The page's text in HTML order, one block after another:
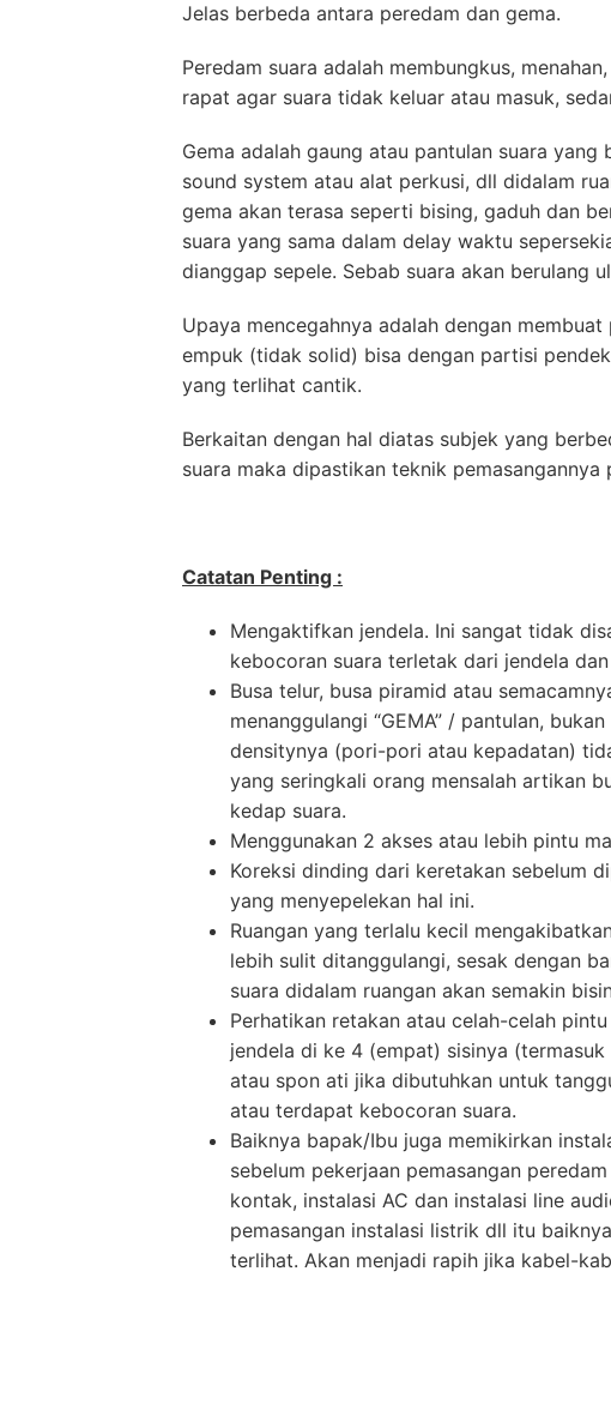
Jelas berbeda antara peredam dan gema.
Peredam suara adalah membungkus,
rapat agar suara tidak keluar atau masuk,
Gema adalah gaung atau pantulan suara
sound system atau alat perkusi, dll didalam
gema akan terasa seperti bising, gaduh dan
suara yang sama dalam delay waktu
dianggap sepele. Sebab suara akan berulang
Upaya mencegahnya adalah dengan
empuk (tidak solid) bisa dengan partisi
yang terlihat cantik.
Berkaitan dengan hal diatas subjek yang
suara maka dipastikan teknik pemasangannya
Catatan Penting :
Mengaktifkan jendela. Ini sangat tidak
kebocoran suara terletak dari jendela
Busa telur, busa piramid atau
menanggulangi “GEMA” / pantulan,
densitynya (pori-pori atau kepadatan)
yang seringkali orang mensalah artikan
kedap suara.
Menggunakan 2 akses atau lebih pintu
Koreksi dinding dari keretakan sebelum
yang menyepelekan hal ini.
Ruangan yang terlalu kecil
lebih sulit ditanggulangi, sesak dengan
suara didalam ruangan akan semakin
Perhatikan retakan atau celah-celah
jendela di ke 4 (empat) sisinya
atau spon ati jika dibutuhkan untuk
atau terdapat kebocoran suara.
Baiknya bapak/Ibu juga memikirkan
sebelum pekerjaan pemasangan
kontak, instalasi AC dan instalasi line
pemasangan instalasi listrik dll itu
terlihat. Akan menjadi rapih jika kabel-